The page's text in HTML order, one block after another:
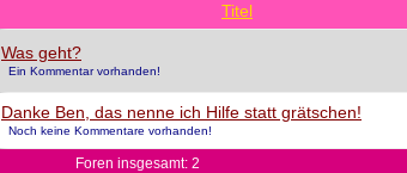
Titel
Was geht?
Ein Kommentar vorhanden!
Danke Ben, das nenne ich Hilfe statt grätschen!
Noch keine Kommentare vorhanden!
Foren insgesamt: 2